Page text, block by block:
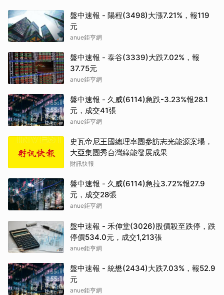
盤中速報 - 陽程(3498)大漲7.21%，報119
元
anue鉅亨網
盤中速報 - 泰谷(3339)大跌7.02%，報
37.75元
anue鉅亨網
盤中速報 - 久威(6114)急跌-3.23%報28.1
元，成交41張
anue鉅亨網
史瓦帝尼王國總理率團參訪志光能源案場，
大亞集團秀台灣綠能發展成果
財訊快報
盤中速報 - 久威(6114)急拉3.72%報27.9
元，成交28張
anue鉅亨網
盤中速報 - 禾伸堂(3026)股價殺至跌停，跌
停價534.0元，成交1,213張
anue鉅亨網
盤中速報 - 統懋(2434)大跌7.03%，報52.9
元
anue鉅亨網